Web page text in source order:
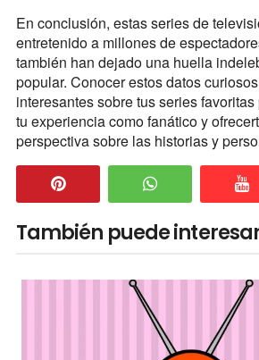
En conclusión, estas series de
entretenido a millones de
también han dejado una huella
popular. Conocer estos datos
interesantes sobre tus series
tu experiencia como fanático y
perspectiva sobre las historias y
También puede